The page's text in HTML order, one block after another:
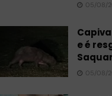
05/08/
e é
05/08/